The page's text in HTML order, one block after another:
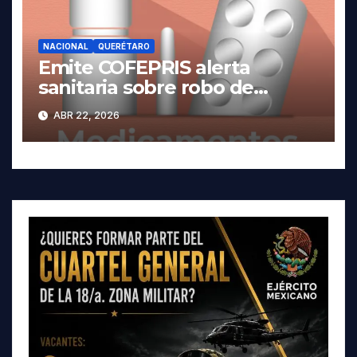
NACIONAL QUERÉTARO
Emite COFEPRIS alerta
sanitaria sobre robo de
medicamentos
ABR 22, 2026